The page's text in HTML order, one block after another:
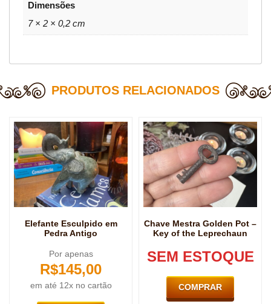
Dimensões
7 × 2 × 0,2 cm
PRODUTOS RELACIONADOS
Elefante Esculpido em
Pedra Antigo
Por apenas
R$145,00
em até 12x no cartão
Chave Mestra Golden Pot –
Key of the Leprechaun
SEM ESTOQUE
COMPRAR